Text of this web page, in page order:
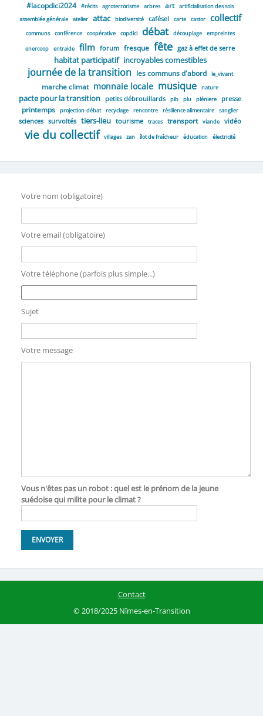
#lacopdici2024 #récits agroterrorisme arbres art
artificialisation des sols
assemblée générale
atelier attac biodiversité cafésel carte castor collectif
communs conférence coopérative copdici débat découplage
empreintes
enercoop
entraide film forum fresque fête gaz à effet de serre
habitat participatif incroyables comestibles
journée de la transition les communs d'abord le_vivant
marche climat monnaie locale musique nature
pacte pour la transition petits débrouillards pib plu pléniere presse
printemps projection-débat recyclage rencontre résilience alimentaire sanglier
sciences survoltés tiers-lieu tourisme traces transport viande vidéo
vie du collectif villages zan îlot de fraîcheur éducation électricité
Votre nom (obligatoire)
Votre email (obligatoire)
Votre téléphone (parfois plus simple...)
Sujet
Votre message
Vous n'êtes pas un robot : quel est le prénom de la jeune
suédoise qui milite pour le climat ?
Contact
© 2018/2025 Nîmes-en-Transition